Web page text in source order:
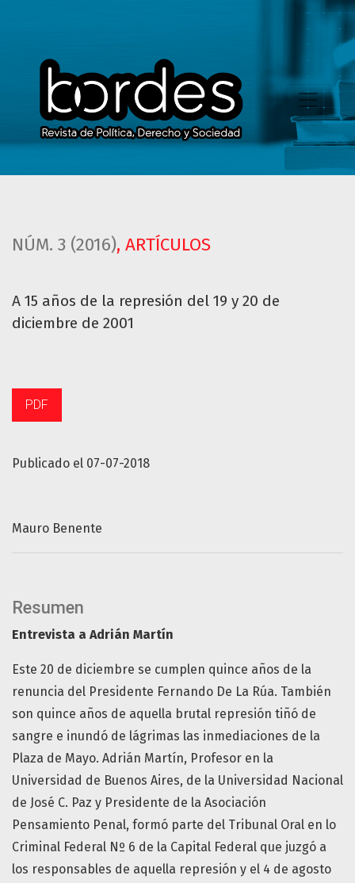
A 15 años de la represión del 19 y 20 de diciembre de 2001
NÚM. 3 (2016), ARTÍCULOS
A 15 años de la represión del 19 y 20 de
diciembre de 2001
Publicado el 07-07-2018
PDF
Mauro Benente
Resumen
Entrevista a Adrián Martín
Este 20 de diciembre se cumplen quince años de la
renuncia del Presidente Fernando De La Rúa. También
son quince años de aquella brutal represión tiñó de
sangre e inundó de lágrimas las inmediaciones de la
Plaza de Mayo. Adrián Martín, Profesor en la
Universidad de Buenos Aires, de la Universidad Nacional
de José C. Paz y Presidente de la Asociación
Pensamiento Penal, formó parte del Tribunal Oral en lo
Criminal Federal Nº 6 de la Capital Federal que juzgó a
los responsables de aquella represión y el 4 de agosto